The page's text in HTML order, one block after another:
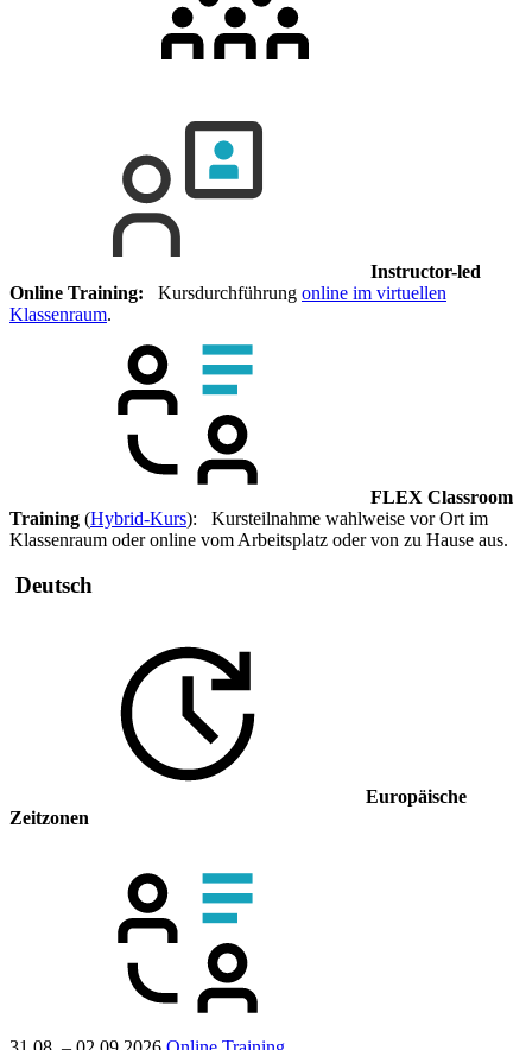
Instructor-led
Online Training: Kursdurchführung online im virtuellen
Klassenraum.
FLEX Classroom
Training (Hybrid-Kurs): Kursteilnahme wahlweise vor Ort im
Klassenraum oder online vom Arbeitsplatz oder von zu Hause aus.
Deutsch
Europäische
Zeitzonen